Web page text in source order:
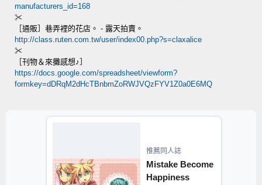
manufacturers_id=168
✂
［通販］巷弄裡的花店。 - 露天拍賣。
http://class.ruten.com.tw/user/index00.php?s=claxalice
✂
［刊物＆來攤感想♪］
https://docs.google.com/spreadsheet/viewform?
formkey=dDRqM2dHcTBnbmZoRWJVQzFYV1Z0a0E6MQ
推薦同人誌
Mistake Become
Happiness